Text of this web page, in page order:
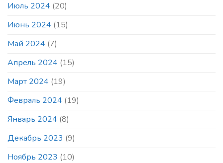
Июль 2024 (20)
Июнь 2024 (15)
Май 2024 (7)
Апрель 2024 (15)
Март 2024 (19)
Февраль 2024 (19)
Январь 2024 (8)
Декабрь 2023 (9)
Ноябрь 2023 (10)